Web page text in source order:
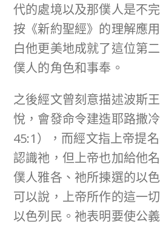
代的處境以及那僕人是不
按《新約聖經》的理解應
白他更美地成就了這位第
僕人的角色和事奉。
之後經文曾刻意描述波斯
悅，會發命令建造耶路撒
45:1），而經文指上帝提
認識祂，但上帝也加給他
僕人雅各、祂所揀選的以
可以說，上帝所作的這一
以色列民。祂表明要使公